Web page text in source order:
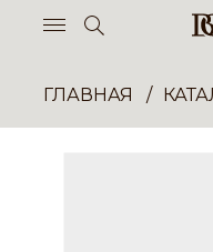
ГЛАВНАЯ